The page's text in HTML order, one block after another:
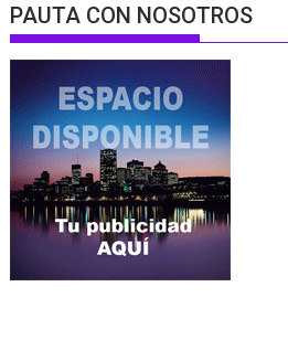
PAUTA CON NOSOTROS